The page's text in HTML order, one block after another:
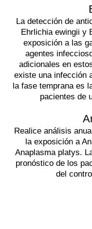
La detección de
Ehrlichia ewingii y
exposición a las
agentes
adicionales en
existe una infección
la fase temprana es
pacientes de
Realice análisis
la exposición a
Anaplasma platys.
pronóstico de los
del